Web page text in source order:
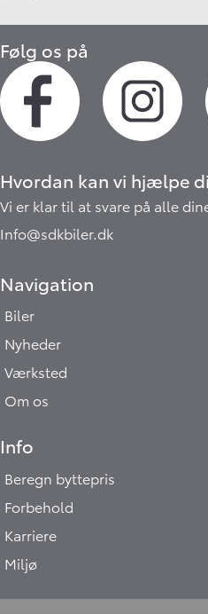
Følg os på
Hvordan kan vi hjælpe
Vi er klar til at svare på alle
Info@sdkbiler.dk
Navigation
Biler
Nyheder
Værksted
Om os
Info
Beregn byttepris
Forbehold
Karriere
Miljø